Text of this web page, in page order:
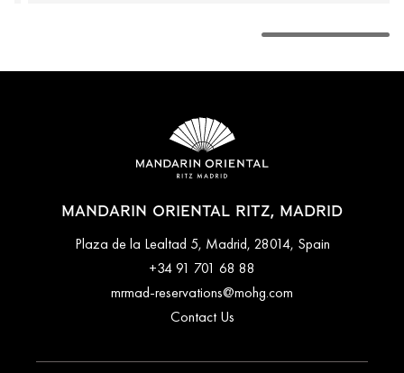
MANDARIN ORIENTAL RITZ, MADRID
Plaza de la Lealtad 5, Madrid, 28014, Spain
+34 91 701 68 88
mrmad-reservations@mohg.com
Contact Us